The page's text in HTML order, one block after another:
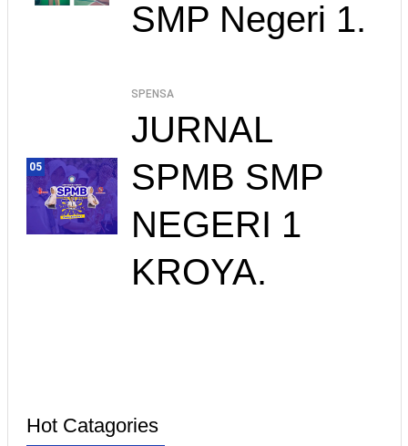
SMP Negeri 1.
05
SPENSA
JURNAL
SPMB SMP
NEGERI 1
KROYA.
Hot Catagories